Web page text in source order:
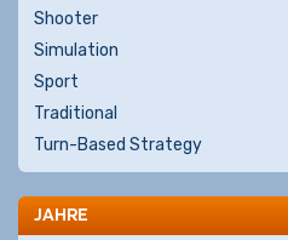
Shooter
Simulation
Sport
Traditional
Turn-Based Strategy
JAHRE